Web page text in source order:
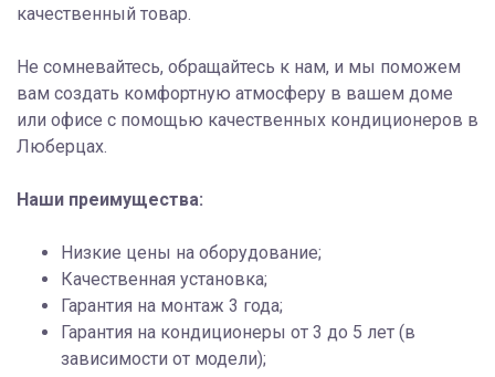
качественный товар.
Не сомневайтесь, обращайтесь к нам, и мы поможем
вам создать комфортную атмосферу в вашем доме
или офисе с помощью качественных кондиционеров в
Люберцах.
Наши преимущества:
Низкие цены на оборудование;
Качественная установка;
Гарантия на монтаж 3 года;
Гарантия на кондиционеры от 3 до 5 лет (в
зависимости от модели);